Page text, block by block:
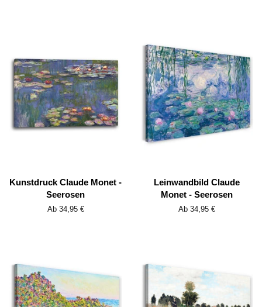
Kunstdruck Claude Monet -
Seerosen
Ab 34,95 €
Leinwandbild Claude
Monet - Seerosen
Ab 34,95 €